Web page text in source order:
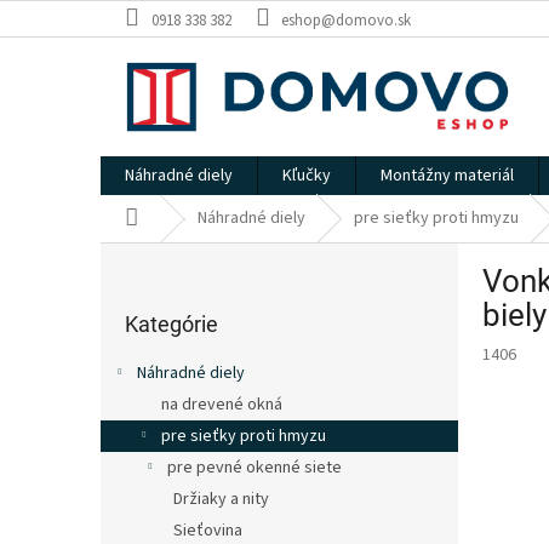
na
0918 338 382 eshop@domovo.sk
Náhradné diely Kľučky Montážny materiál
DomovNáhradné diely pre sieťky proti hmyzu
a
kategórie
Kategórie
Náhradné diely
na drevené okná
pre sieťky proti hmyzu
pre pevné okenné siete
Držiaky a nity
Sieťovina
biely
1406